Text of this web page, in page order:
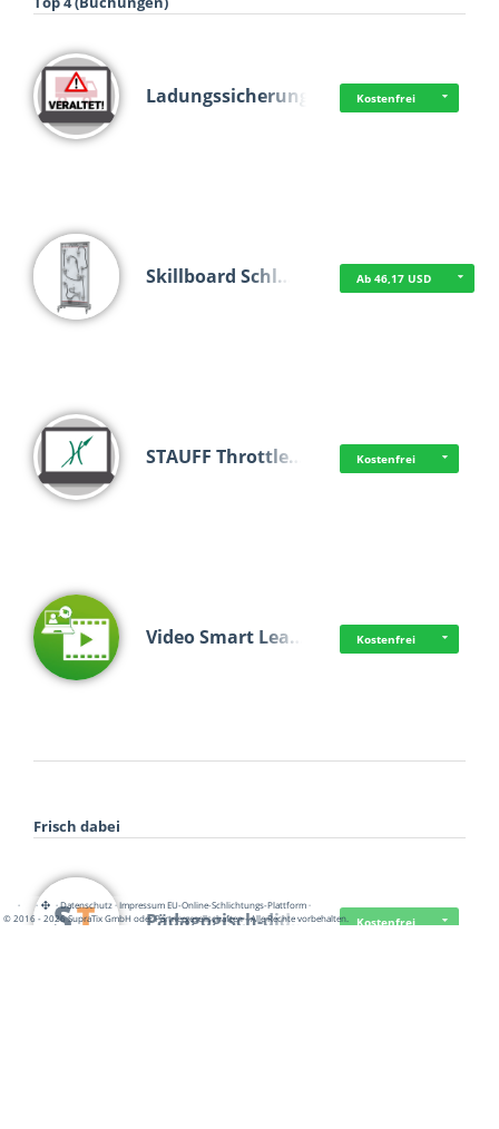
Ladungssicherung Kostenfrei
Skillboard Schl… Ab 46,17 USD
STAUFF Throttle… Kostenfrei
Video Smart Lea… Kostenfrei
Frisch dabei
Pädagogisch-did… Kostenfrei
· · ·Datenschutz·Impressum EU-Online-Schlichtungs-Plattform·
© 2016 - 2026 SupraTix GmbH oder Partnergesellschaften - Alle Rechte vorbehalten.